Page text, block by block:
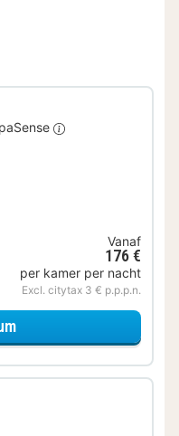
Vanaf
176 €
per kamer per nacht
Excl. citytax 3 € p.p.p.n.
voor Wellness Uitje